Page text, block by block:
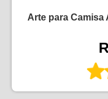
Arte para Camisa